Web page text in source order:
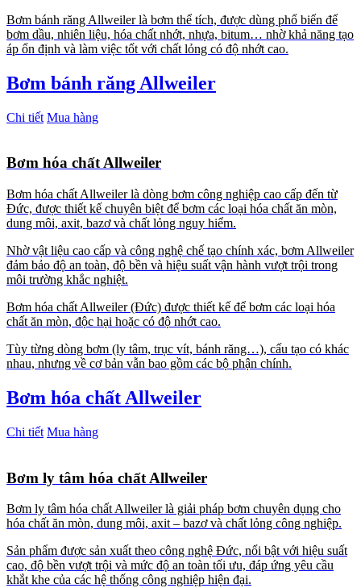
Bơm bánh răng Allweiler là bơm thể tích, được dùng phổ biến để
bơm dầu, nhiên liệu, hóa chất nhớt, nhựa, bitum… nhờ khả năng tạo
áp ổn định và làm việc tốt với chất lỏng có độ nhớt cao.
Bơm bánh răng Allweiler
Chi tiết Mua hàng
Bơm hóa chất Allweiler
Bơm hóa chất Allweiler là dòng bơm công nghiệp cao cấp đến từ
Đức, được thiết kế chuyên biệt để bơm các loại hóa chất ăn mòn,
dung môi, axit, bazơ và chất lỏng nguy hiểm.
Nhờ vật liệu cao cấp và công nghệ chế tạo chính xác, bơm Allweiler
đảm bảo độ an toàn, độ bền và hiệu suất vận hành vượt trội trong
môi trường khắc nghiệt.
Bơm hóa chất Allweiler (Đức) được thiết kế để bơm các loại hóa
chất ăn mòn, độc hại hoặc có độ nhớt cao.
Tùy từng dòng bơm (ly tâm, trục vít, bánh răng…), cấu tạo có khác
nhau, nhưng về cơ bản vẫn bao gồm các bộ phận chính.
Bơm hóa chất Allweiler
Chi tiết Mua hàng
Bơm ly tâm hóa chất Allweiler
Bơm ly tâm hóa chất Allweiler là giải pháp bơm chuyên dụng cho
hóa chất ăn mòn, dung môi, axit – bazơ và chất lỏng công nghiệp.
Sản phẩm được sản xuất theo công nghệ Đức, nổi bật với hiệu suất
cao, độ bền vượt trội và mức độ an toàn tối ưu, đáp ứng yêu cầu
khắt khe của các hệ thống công nghiệp hiện đại.